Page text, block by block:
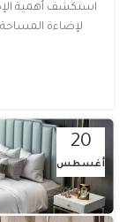
استكشف أهمية
لإضاءة
20
أغسطس